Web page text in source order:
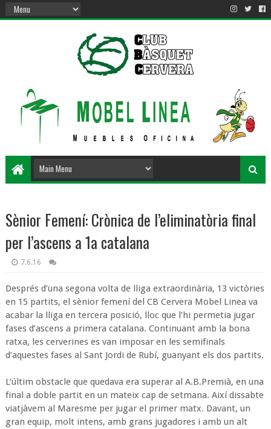
Sènior Femení: Crònica de l’eliminatòria final
per l’ascens a 1a catalana
7.6.16
Després d’una segona volta de lliga extraordinària, 13 victòries
en 15 partits, el sènior femení del CB Cervera Mobel Linea va
acabar la lliga en tercera posició, lloc que l’hi permetia jugar
fases d’ascens a primera catalana. Continuant amb la bona
ratxa, les cerverines es van imposar en les semifinals
d’aquestes fases al Sant Jordi de Rubí, guanyant els dos partits.
L’últim obstacle que quedava era superar al A.B.Premià, en una
final a doble partit en un mateix cap de setmana. Així dissabte
viatjàvem al Maresme per jugar el primer matx. Davant, un
gran equip, molt intens, amb grans jugadores i amb un alt